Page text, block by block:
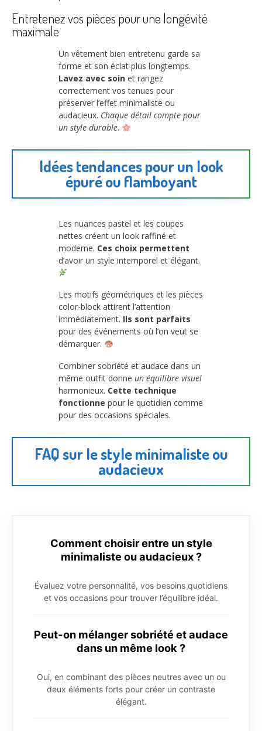
Entretenez vos pièces pour une longévité
maximale
Un vêtement bien entretenu garde sa
forme et son éclat plus longtemps.
Lavez avec soin et rangez
correctement vos tenues pour
préserver l’effet minimaliste ou
audacieux. Chaque détail compte pour
un style durable.
Idées tendances pour un look
épuré ou flamboyant
Les nuances pastel et les coupes
nettes créent un look raffiné et
moderne. Ces choix permettent
d’avoir un style intemporel et élégant.
Les motifs géométriques et les pièces
color-block attirent l’attention
immédiatement. Ils sont parfaits
pour des événements où l’on veut se
démarquer.
Combiner sobriété et audace dans un
même outfit donne un équilibre visuel
harmonieux. Cette technique
fonctionne pour le quotidien comme
pour des occasions spéciales.
FAQ sur le style minimaliste ou
audacieux
Comment choisir entre un style
minimaliste ou audacieux ?
Évaluez votre personnalité, vos besoins quotidiens
et vos occasions pour trouver l’équilibre idéal.
Peut-on mélanger sobriété et audace
dans un même look ?
Oui, en combinant des pièces neutres avec un ou
deux éléments forts pour créer un contraste
élégant.